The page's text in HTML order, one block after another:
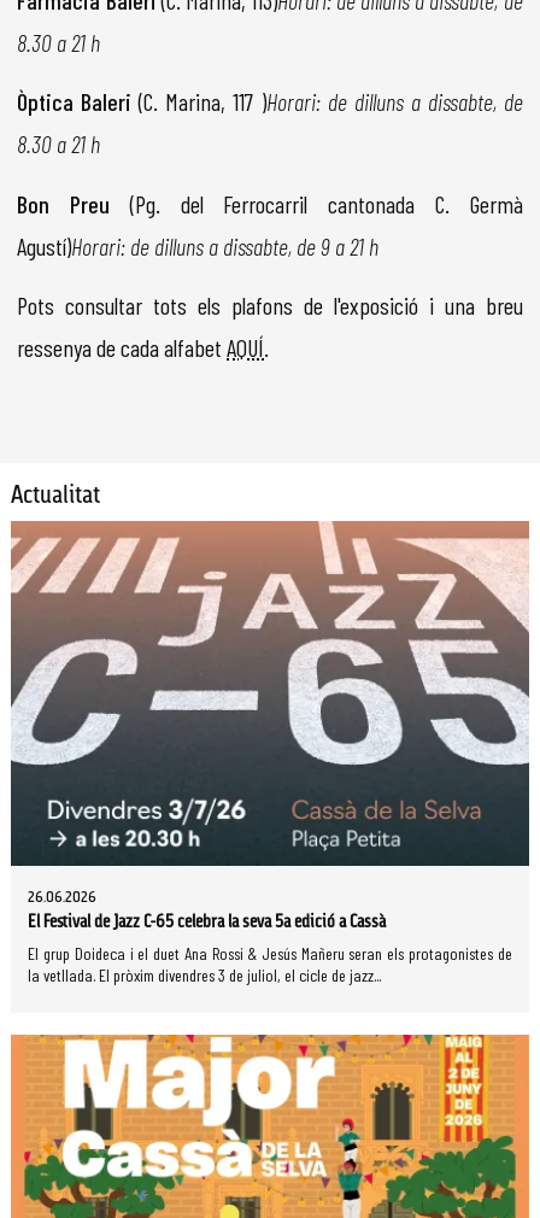
8.30 a 21 h
Òptica Baleri (C. Marina, 117 )Horari: de dilluns a dissabte, de
8.30 a 21 h
Bon Preu (Pg. del Ferrocarril cantonada C. Germà
Agustí)Horari: de dilluns a dissabte, de 9 a 21 h
Pots consultar tots els plafons de l'exposició i una breu
ressenya de cada alfabetAQUÍ.
Actualitat
26.06.2026
El Festival de Jazz C-65 celebra la seva 5a edició a Cassà
El grup Doideca i el duet Ana Rossi & Jesús Mañeru seran els protagonistes de
la vetllada. El pròxim divendres 3 de juliol, el cicle de jazz...